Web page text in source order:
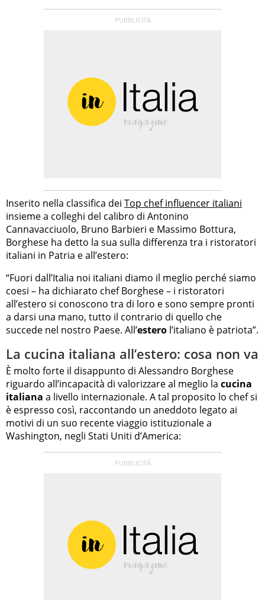
Inserito nella classifica dei Top chef influencer italiani
insieme a colleghi del calibro di Antonino
Cannavacciuolo, Bruno Barbieri e Massimo Bottura,
Borghese ha detto la sua sulla differenza tra i ristoratori
italiani in Patria e all’estero:
“Fuori dall’Italia noi italiani diamo il meglio perché siamo
coesi – ha dichiarato chef Borghese – i ristoratori
all’estero si conoscono tra di loro e sono sempre pronti
a darsi una mano, tutto il contrario di quello che
succede nel nostro Paese. All’estero l’italiano è patriota”.
La cucina italiana all’estero: cosa non va
È molto forte il disappunto di Alessandro Borghese
riguardo all’incapacità di valorizzare al meglio la cucina
italiana a livello internazionale. A tal proposito lo chef si
è espresso così, raccontando un aneddoto legato ai
motivi di un suo recente viaggio istituzionale a
Washington, negli Stati Uniti d’America: